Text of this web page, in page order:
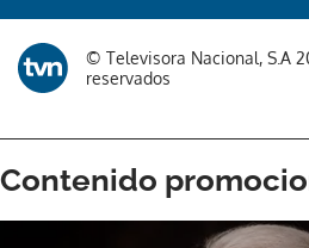
© Televisora Nacional, S.A
reservados